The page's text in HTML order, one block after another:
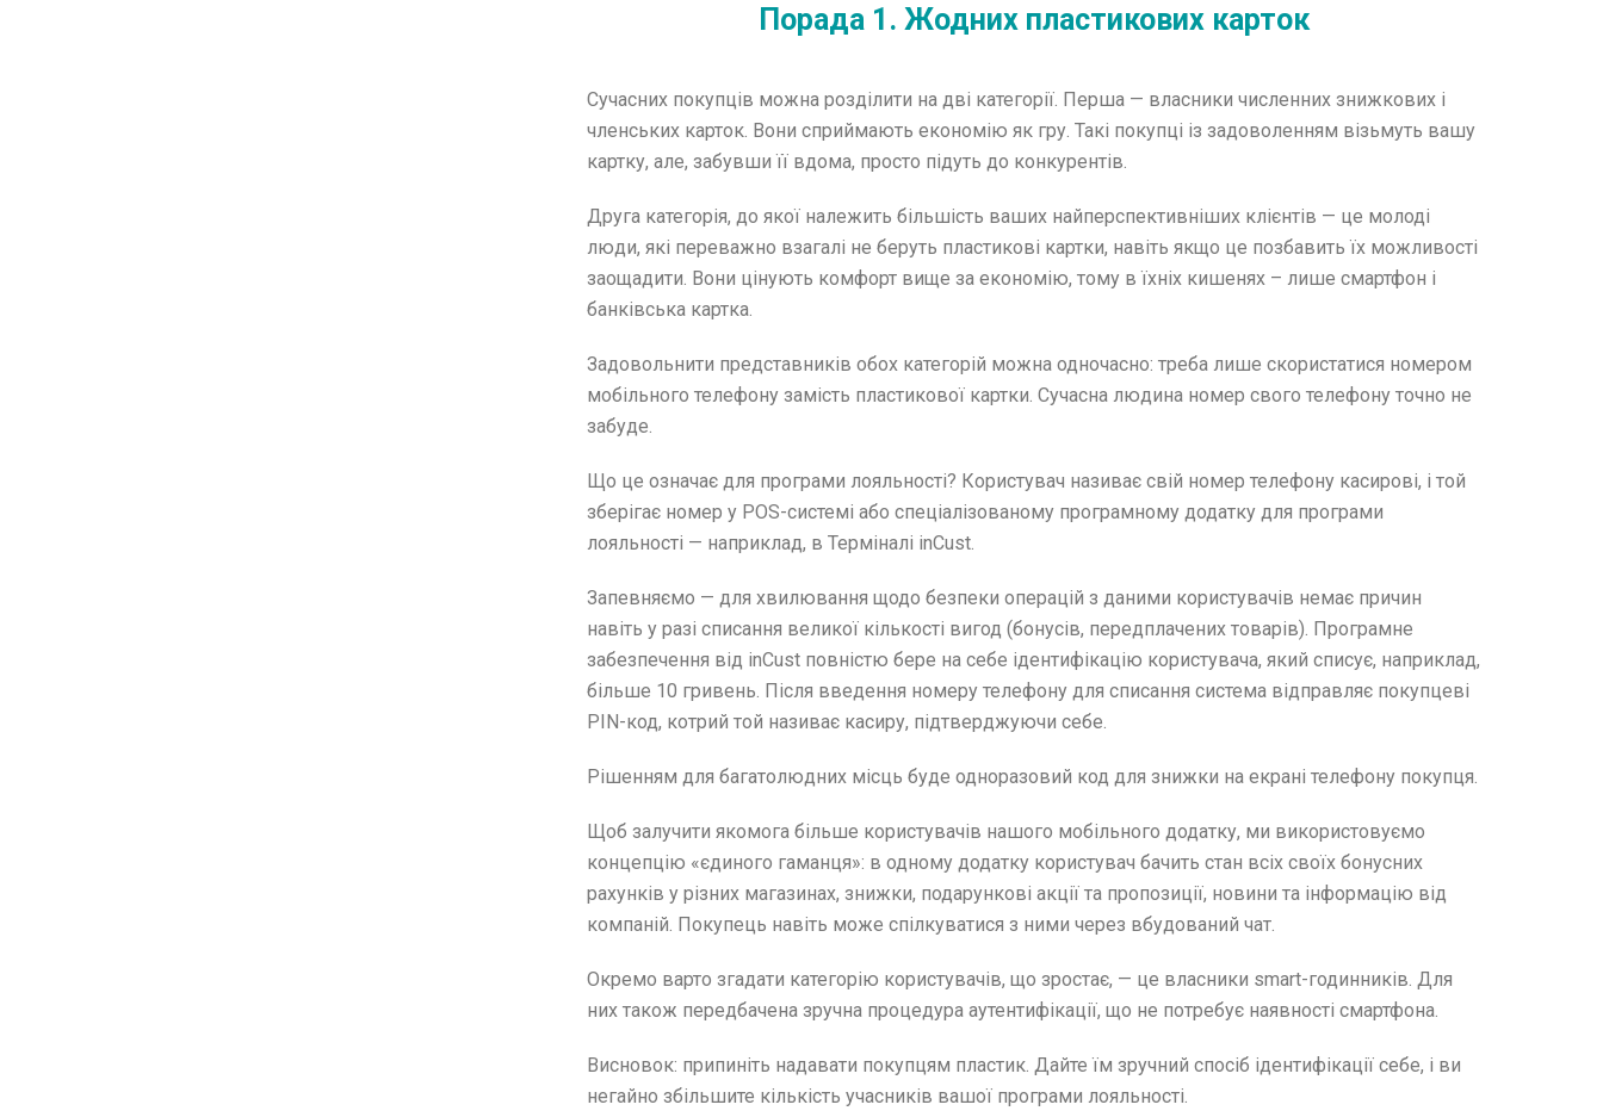
Порада 1. Жодних пластикових карток
Сучасних покупців можна розділити на дві категорії. Перша — власники численних знижкових і
членських карток. Вони сприймають економію як гру. Такі покупці із задоволенням візьмуть вашу
картку, але, забувши її вдома, просто підуть до конкурентів.
Друга категорія, до якої належить більшість ваших найперспективніших клієнтів — це молоді
люди, які переважно взагалі не беруть пластикові картки, навіть якщо це позбавить їх можливості
заощадити. Вони цінують комфорт вище за економію, тому в їхніх кишенях – лише смартфон і
банківська картка.
Задовольнити представників обох категорій можна одночасно: треба лише скористатися номером
мобільного телефону замість пластикової картки. Сучасна людина номер свого телефону точно не
забуде.
Що це означає для програми лояльності? Користувач називає свій номер телефону касирові, і той
зберігає номер у POS-системі або спеціалізованому програмному додатку для програми
лояльності — наприклад, в Терміналі inCust.
Запевняємо — для хвилювання щодо безпеки операцій з даними користувачів немає причин
навіть у разі списання великої кількості вигод (бонусів, передплачених товарів). Програмне
забезпечення від inCust повністю бере на себе ідентифікацію користувача, який списує, наприклад,
більше 10 гривень. Після введення номеру телефону для списання система відправляє покупцеві
PIN-код, котрий той називає касиру, підтверджуючи себе.
Рішенням для багатолюдних місць буде одноразовий код для знижки на екрані телефону покупця.
Щоб залучити якомога більше користувачів нашого мобільного додатку, ми використовуємо
концепцію «єдиного гаманця»: в одному додатку користувач бачить стан всіх своїх бонусних
рахунків у різних магазинах, знижки, подарункові акції та пропозиції, новини та інформацію від
компаній. Покупець навіть може спілкуватися з ними через вбудований чат.
Окремо варто згадати категорію користувачів, що зростає, — це власники smart-годинників. Для
них також передбачена зручна процедура аутентифікації, що не потребує наявності смартфона.
Висновок: припиніть надавати покупцям пластик. Дайте їм зручний спосіб ідентифікації себе, і ви
негайно збільшите кількість учасників вашої програми лояльності.